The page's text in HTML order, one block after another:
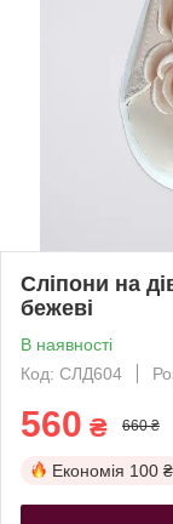
Сліпони на
бежеві
В наявності
Код: СЛД604
560 ₴ 660 ₴
Економія 100 ₴